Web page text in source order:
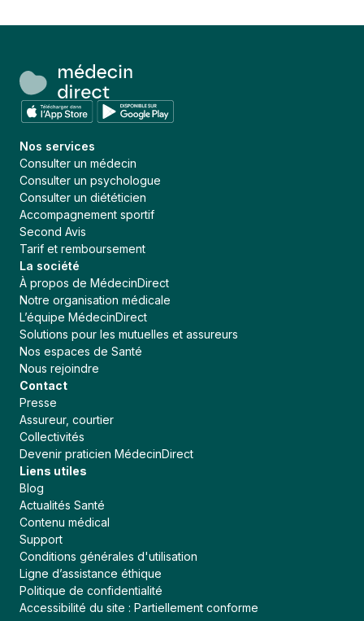
Nos services
Consulter un médecin
Consulter un psychologue
Consulter un diététicien
Accompagnement sportif
Second Avis
Tarif et remboursement
La société
À propos de MédecinDirect
Notre organisation médicale
L’équipe MédecinDirect
Solutions pour les mutuelles et assureurs
Nos espaces de Santé
Nous rejoindre
Contact
Presse
Assureur, courtier
Collectivités
Devenir praticien MédecinDirect
Liens utiles
Blog
Actualités Santé
Contenu médical
Support
Conditions générales d'utilisation
Ligne d’assistance éthique
Politique de confidentialité
Accessibilité du site : Partiellement conforme